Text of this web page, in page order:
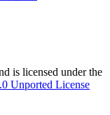
is licensed under the
Unported License